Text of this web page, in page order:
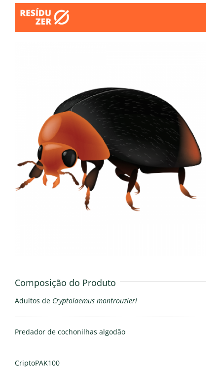
Composição do Produto
Adultos de Cryptolaemus montrouzieri
Predador de cochonilhas algodão
CriptoPAK100